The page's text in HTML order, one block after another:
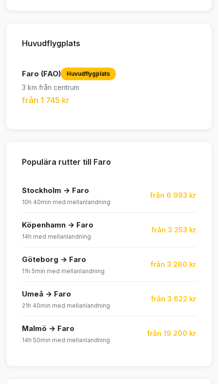
Huvudflygplats
Faro (FAO) Huvudflygplats
3 km från centrum
från 1 745 kr
Populära rutter till Faro
Stockholm → Faro
10h 40min med mellanlandning
från 6 993 kr
Köpenhamn → Faro
14h med mellanlandning
från 3 253 kr
Göteborg → Faro
11h 5min med mellanlandning
från 3 260 kr
Umeå → Faro
21h 40min med mellanlandning
från 3 622 kr
Malmö → Faro
14h 50min med mellanlandning
från 19 200 kr